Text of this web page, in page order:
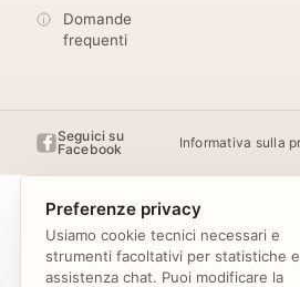
Domande
frequenti
Seguici su
Facebook
Informativa sulla
Preferenze privacy
Usiamo cookie tecnici necessari e
strumenti facoltativi per statistiche e
assistenza chat. Puoi modificare la